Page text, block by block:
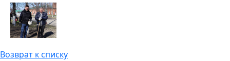
Возврат к списку